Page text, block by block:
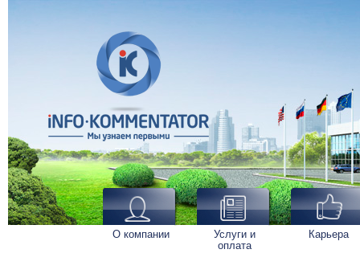
О компании Услуги и
оплата
Карьера